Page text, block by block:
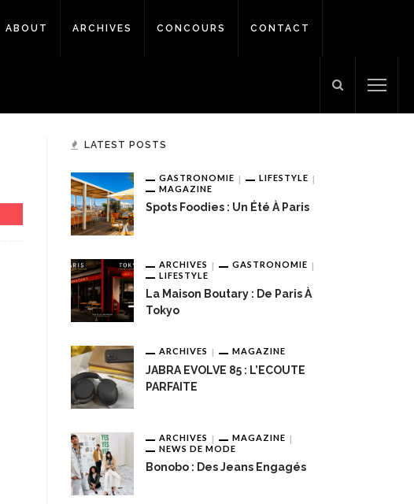
ABOUT ARCHIVES CONCOURS CONTACT
LATEST POSTS
GASTRONOMIE
LIFESTYLE
MAGAZINE
Spots Foodies : Un Été À Paris
ARCHIVES
GASTRONOMIE
LIFESTYLE
La Maison Boutary : De Paris À
Tokyo
ARCHIVES MAGAZINE
JABRA EVOLVE 85 : L’ECOUTE
PARFAITE
ARCHIVES
MAGAZINE
NEWS DE MODE
Bonobo : Des Jeans Engagés